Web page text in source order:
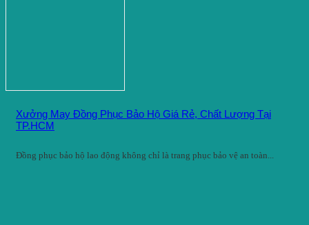
Xưởng May Đồng Phục Bảo Hộ Giá Rẻ, Chất Lượng Tại
TP.HCM
Đồng phục bảo hộ lao động không chỉ là trang phục bảo vệ an toàn...